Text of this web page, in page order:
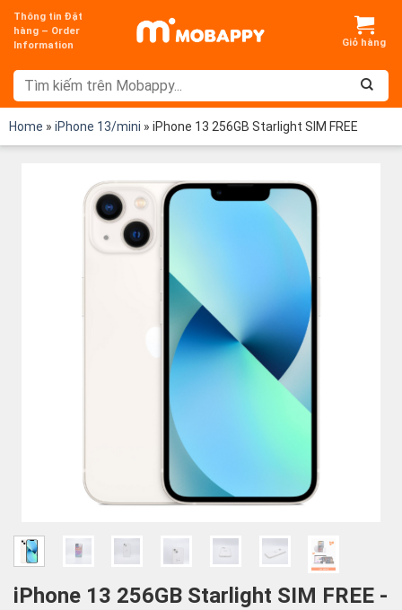
Chuyển
đến
dung
Thông tin Đặt
hàng – Order
Information
Home » iPhone 13/mini » iPhone 13 256GB Starlight SIM FREE
iPhone 13 256GB Starlight SIM FREE -